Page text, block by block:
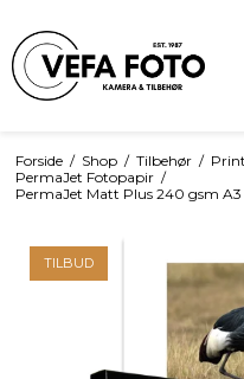
Forside / Shop / Tilbehør /
PermaJet Fotopapir /
PermaJet Matt Plus 240 gsm A3
TILBUD